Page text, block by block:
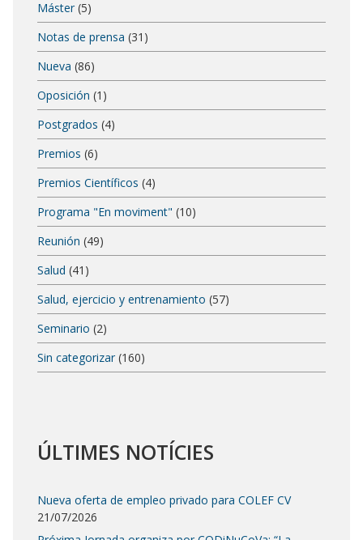
Máster (5)
Notas de prensa (31)
Nueva (86)
Oposición (1)
Postgrados (4)
Premios (6)
Premios Científicos (4)
Programa "En moviment" (10)
Reunión (49)
Salud (41)
Salud, ejercicio y entrenamiento (57)
Seminario (2)
Sin categorizar (160)
ÚLTIMES NOTÍCIES
Nueva oferta de empleo privado para COLEF CV
21/07/2026